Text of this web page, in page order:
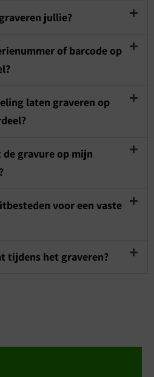
jullie?
of barcode op
laten graveren op
gravure op mijn
voor een vaste
tijdens het graveren?